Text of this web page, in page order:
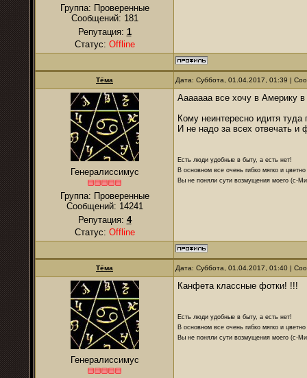
Группа: Проверенные
Сообщений: 181
Репутация: 1
Статус: Offline
Тёма Дата: Суббота, 01.04.2017, 01:39 |
Генералиссимус
Группа: Проверенные
Сообщений: 14241
Репутация: 4
Статус: Offline
Ааааааа все хочу в Америку в
Кому неинтересно идитя туда
И не надо за всех отвечать и
Есть люди удобные в быту, а есть нет!
В основном все очень гибко мягко и цветно
Вы не поняли сути возмущения моего (с-
Тёма Дата: Суббота, 01.04.2017, 01:40 |
Генералиссимус
Канфета классные фотки! !!!
Есть люди удобные в быту, а есть нет!
В основном все очень гибко мягко и цветно
Вы не поняли сути возмущения моего (с-